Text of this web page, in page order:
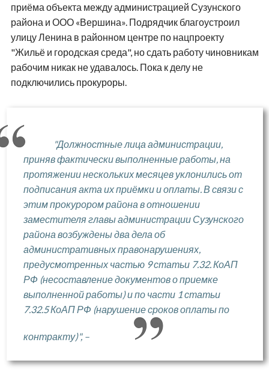
приёма объекта между администрацией Сузунского
района и ООО «Вершина». Подрядчик благоустроил
улицу Ленина в районном центре по нацпроекту
"Жильё и городская среда", но сдать работу чиновникам
рабочим никак не удавалось. Пока к делу не
подключились прокуроры.
"Должностные лица администрации,
приняв фактически выполненные работы, на
протяжении нескольких месяцев уклонились от
подписания акта их приёмки и оплаты. В связи с
этим прокурором района в отношении
заместителя главы администрации Сузунского
района возбуждены два дела об
административных правонарушениях,
предусмотренных частью 9 статьи 7.32. КоАП
РФ (несоставление документов о приемке
выполненной работы) и по части 1 статьи
7.32.5 КоАП РФ (нарушение сроков оплаты по
контракту)", –